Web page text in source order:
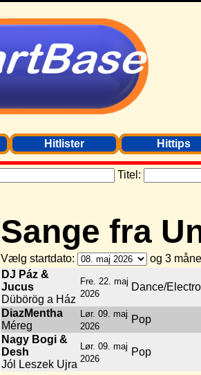
Hitlister Hittips
Titel:
Sange fra
Vælg startdato:
og 3
DJ Páz &
Jucus
Dübörög a Ház
Fre. 22. maj
2026
Dance/
DiazMentha
Méreg
Lør. 09. maj
2026
Pop
Nagy Bogi &
Desh
Jól Leszek Ujra
Lør. 09. maj
2026
Pop